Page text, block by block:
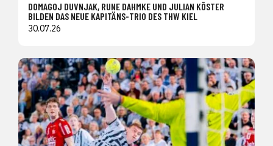
DOMAGOJ DUVNJAK, RUNE DAHMKE UND JULIAN KÖSTER
BILDEN DAS NEUE KAPITÄNS-TRIO DES THW KIEL
30.07.26